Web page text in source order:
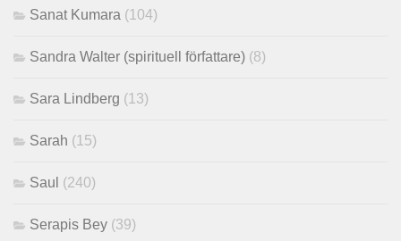
Sanat Kumara (104)
Sandra Walter (spirituell författare) (8)
Sara Lindberg (13)
Sarah (15)
Saul (240)
Serapis Bey (39)